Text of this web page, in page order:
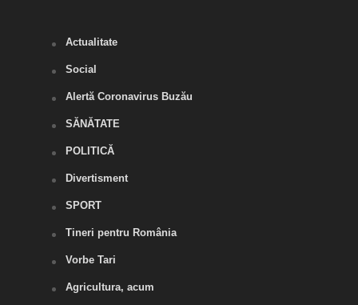
Actualitate
Social
Alertă Coronavirus Buzău
SĂNĂTATE
POLITICĂ
Divertisment
SPORT
Tineri pentru România
Vorbe Tari
Agricultura, acum